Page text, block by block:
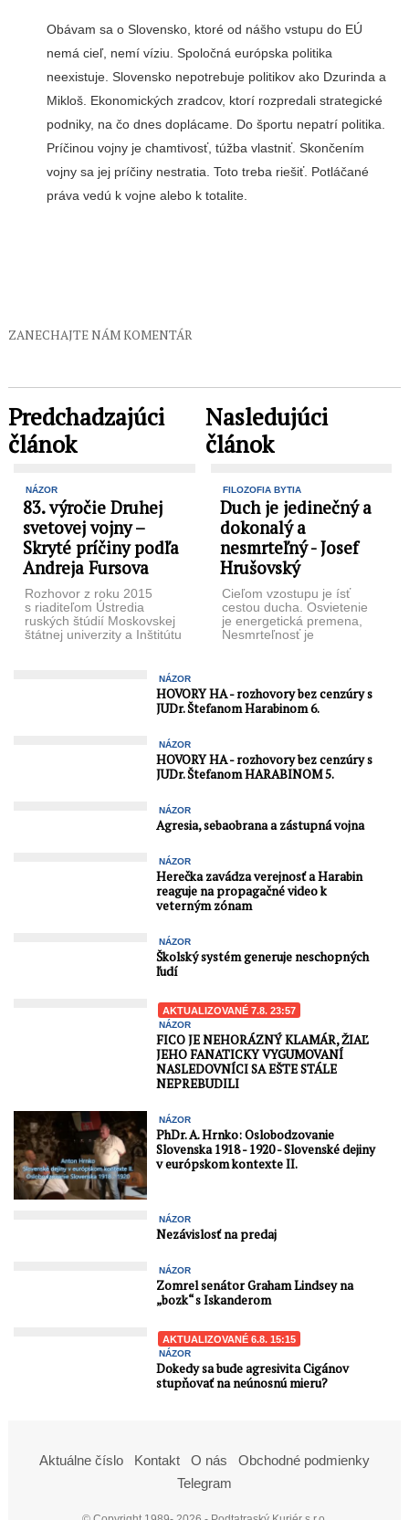
Obávam sa o Slovensko, ktoré od nášho vstupu do EÚ
nemá cieľ, nemí víziu. Spoločná európska politika
neexistuje. Slovensko nepotrebuje politikov ako Dzurinda a
Mikloš. Ekonomických zradcov, ktorí rozpredali strategické
podniky, na čo dnes doplácame. Do športu nepatrí politika.
Príčinou vojny je chamtivosť, túžba vlastniť. Skončením
vojny sa jej príčiny nestratia. Toto treba riešiť. Potláčané
práva vedú k vojne alebo k totalite.
ZANECHAJTE NÁM KOMENTÁR
Predchadzajúci
článok
NÁZOR
83. výročie Druhej
svetovej vojny –
Skryté príčiny podľa
Andreja Fursova
Rozhovor z roku 2015
s riaditeľom Ústredia
ruských štúdií Moskovskej
štátnej univerzity a Inštitútu
sociológom a publicistom
Nasledujúci
článok
FILOZOFIA BYTIA
Duch je jedinečný a
dokonalý a
nesmrteľný - Josef
Hrušovský
Cieľom vzostupu je ísť
cestou ducha. Osvietenie
je energetická premena,
Nesmrteľnosť je
všetko je ...
NÁZOR
HOVORY HA - rozhovory bez cenzúry s
JUDr. Štefanom Harabinom 6.
NÁZOR
HOVORY HA - rozhovory bez cenzúry s
JUDr. Štefanom HARABINOM 5.
NÁZOR
Agresia, sebaobrana a zástupná vojna
NÁZOR
Herečka zavádza verejnosť a Harabin
reaguje na propagačné video k
veterným zónam
NÁZOR
Školský systém generuje neschopných
ľudí
AKTUALIZOVANÉ 7.8. 23:57
NÁZOR
FICO JE NEHORÁZNÝ KLAMÁR, ŽIAĽ
JEHO FANATICKY VYGUMOVANÍ
NASLEDOVNÍCI SA EŠTE STÁLE
NEPREBUDILI
NÁZOR
PhDr. A. Hrnko: Oslobodzovanie
Slovenska 1918 - 1920 - Slovenské dejiny
v európskom kontexte II.
NÁZOR
Nezávislosť na predaj
NÁZOR
Zomrel senátor Graham Lindsey na
„bozk“ s Iskanderom
AKTUALIZOVANÉ 6.8. 15:15
NÁZOR
Dokedy sa bude agresivita Cigánov
stupňovať na neúnosnú mieru?
Aktuálne číslo Kontakt O nás
Obchodné podmienky
Telegram